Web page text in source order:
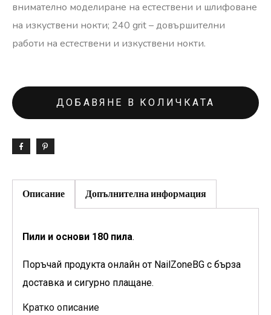
внимателно моделиране на естествени и шлифоване
на изкуствени нокти; 240 grit – довършителни
работи на естествени и изкуствени нокти.
ДОБАВЯНЕ В КОЛИЧКАТА
Описание Допълнителна информация
Пили и основи 180 пила.
Поръчай продукта онлайн от NailZoneBG с бърза
доставка и сигурно плащане.
Кратко описание